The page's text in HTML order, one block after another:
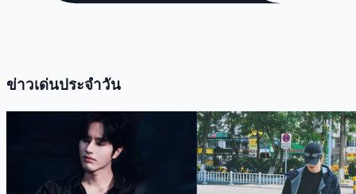
ข่าวเด่นประจำวัน